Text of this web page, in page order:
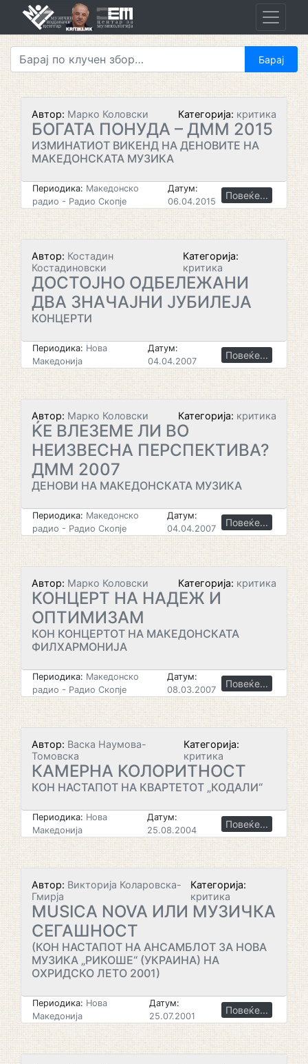
Автор: Марко Коловски Категорија: критика
БОГАТА ПОНУДА – ДММ 2015
ИЗМИНАТИОТ ВИКЕНД НА ДЕНОВИТЕ НА
МАКЕДОНСКАТА МУЗИКА
Периодика: Македонско
радио - Радио Скопје
Датум:
06.04.2015
Повеќе...
Автор: Костадин
Костадиновски
Категорија:
критика
ДОСТОЈНО ОДБЕЛЕЖАНИ
ДВА ЗНАЧАЈНИ ЈУБИЛЕЈА
КОНЦЕРТИ
Периодика: Нова
Македонија
Датум:
04.04.2007
Повеќе...
Автор: Марко Коловски Категорија: критика
ЌЕ ВЛЕЗЕМЕ ЛИ ВО
НЕИЗВЕСНА ПЕРСПЕКТИВА?
ДММ 2007
ДЕНОВИ НА МАКЕДОНСКАТА МУЗИКА
Периодика: Македонско
радио - Радио Скопје
Датум:
04.04.2007
Повеќе...
Автор: Марко Коловски Категорија: критика
КОНЦЕРТ НА НАДЕЖ И
ОПТИМИЗАМ
КОН КОНЦЕРТОТ НА МАКЕДОНСКАТА
ФИЛХАРМОНИЈА
Периодика: Македонско
радио - Радио Скопје
Датум:
08.03.2007
Повеќе...
Автор: Васка Наумова-
Томовска
Категорија:
критика
КАМЕРНА КОЛОРИТНОСТ
КОН НАСТАПОТ НА КВАРТЕТОТ „КОДАЛИ“
Периодика: Нова
Македонија
Датум:
25.08.2004
Повеќе...
Автор: Викторија Коларовска-
Гмирја
Категорија:
критика
MUSICA NOVA ИЛИ МУЗИЧКА
СЕГАШНОСТ
(КОН НАСТАПОТ НА АНСАМБЛОТ ЗА НОВА
МУЗИКА „РИКОШЕ“ (УКРАИНА) НА
ОХРИДСКО ЛЕТО 2001)
Периодика: Нова
Македонија
Датум:
25.07.2001
Повеќе...